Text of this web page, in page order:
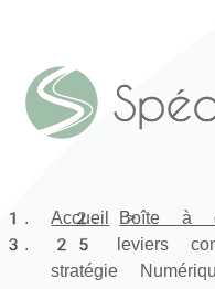
Accueil Boîte à
25 leviers
stratégie